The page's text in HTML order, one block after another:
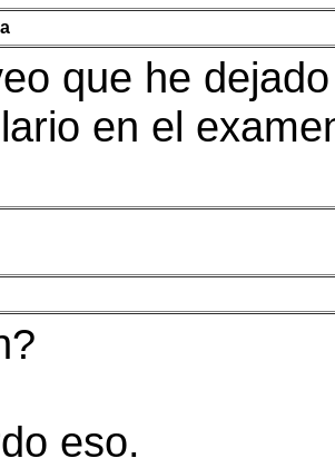
que he
en el
eso.